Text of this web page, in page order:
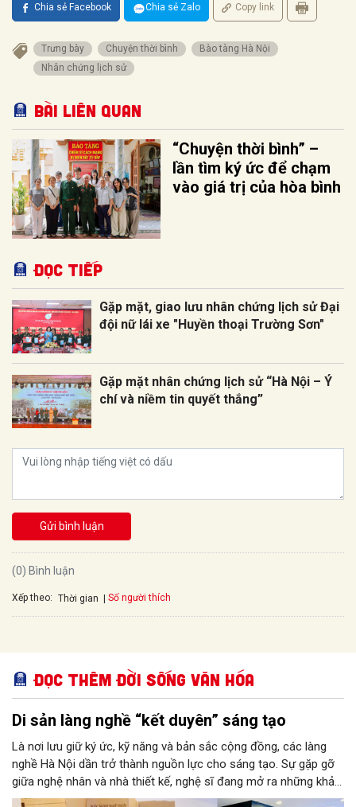
Chia sẻ Facebook Chia sẻ Zalo Copy link
Trưng bày Chuyện thời bình
Bào tàng Hà Nội
Nhân chứng lịch sử
Bài liên quan
“Chuyện thời bình” –
lần tìm ký ức để chạm
vào giá trị của hòa bình
Đọc tiếp
Gặp mặt, giao lưu nhân chứng lịch sử Đại
đội nữ lái xe "Huyền thoại Trường Sơn"
Gặp mặt nhân chứng lịch sử “Hà Nội – Ý
chí và niềm tin quyết thắng”
Gửi bình luận
(0) Bình luận
Xếp theo: Thời gian Số người thích
Đọc thêm Đời sống văn hóa
Di sản làng nghề “kết duyên” sáng tạo
Là nơi lưu giữ ký ức, kỹ năng và bản sắc cộng đồng, các làng
nghề Hà Nội dần trở thành nguồn lực cho sáng tạo. Sự gặp gỡ
giữa nghệ nhân và nhà thiết kế, nghệ sĩ đang mở ra những khả
năng phát triển mới cho thủ công đương đại trên nền tảng di